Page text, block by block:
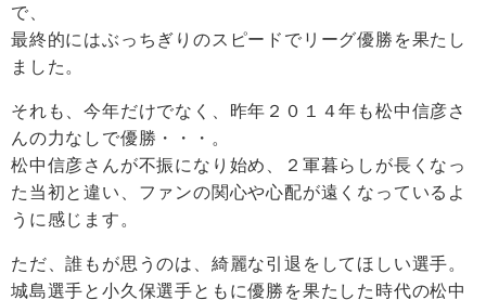
で、
最終的にはぶっちぎりのスピードでリーグ優勝を果たし
ました。
それも、今年だけでなく、昨年２０１４年も松中信彦さ
んの力なしで優勝・・・。
松中信彦さんが不振になり始め、２軍暮らしが長くなっ
た当初と違い、ファンの関心や心配が遠くなっているよ
うに感じます。
ただ、誰もが思うのは、綺麗な引退をしてほしい選手。
城島選手と小久保選手ともに優勝を果たした時代の松中